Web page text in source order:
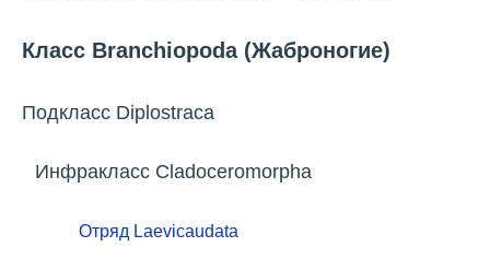
Класс Branchiopoda (Жаброногие)
Подкласс Diplostraca
Инфракласс Cladoceromorpha
Отряд Laevicaudata